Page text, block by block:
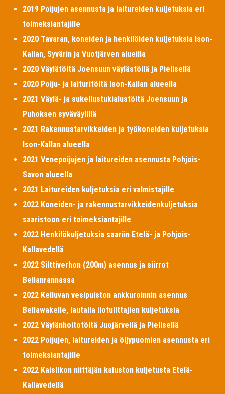
2019 Poijujen asennusta ja laitureiden kuljetuksia eri
toimeksiantajille
2020 Tavaran, koneiden ja henkilöiden kuljetuksia Ison-
Kallan, Syvärin ja Vuotjärven alueilla
2020 Väylätöitä Joensuun väylästöllä ja Pielisellä
2020 Poiju- ja laituritöitä Ison-Kallan alueella
2021 Väylä- ja sukellustukialustöitä Joensuun ja
Puhoksen syväväylillä
2021 Rakennustarvikkeiden ja työkoneiden kuljetuksia
Ison-Kallan alueella
2021 Venepoijujen ja laitureiden asennusta Pohjois-
Savon alueella
2021 Laitureiden kuljetuksia eri valmistajille
2022 Koneiden- ja rakennustarvikkeidenkuljetuksia
saaristoon eri toimeksiantajille
2022 Henkilökuljetuksia saariin Etelä- ja Pohjois-
Kallavedellä
2022 Silttiverhon (200m) asennus ja siirrot
Bellanrannassa
2022 Kelluvan vesipuiston ankkuroinnin asennus
Bellawakelle, lautalla ilotulittajien kuljetuksia
2022 Väylänhoitotöitä Juojärvellä ja Pielisellä
2022 Poijujen, laitureiden ja öljypuomien asennusta eri
toimeksiantajille
2022 Kaislikon niittäjän kaluston kuljetusta Etelä-
Kallavedellä